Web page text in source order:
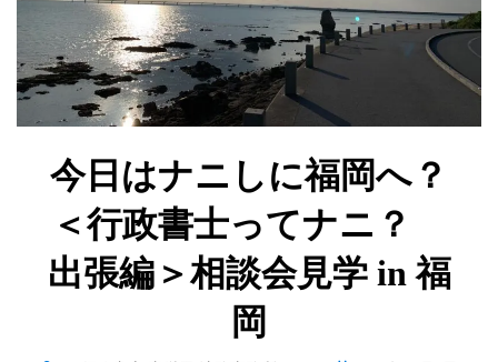
今日はナニしに福岡へ？
＜行政書士ってナニ？
出張編＞相談会見学 in 福
岡